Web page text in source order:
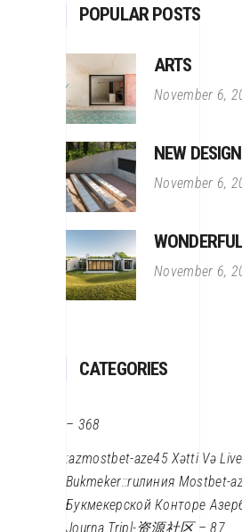
POPULAR POSTS
ARTS
November 6,
NEW DESIGN
November 6,
November 6,
CATEGORIES
– 368
:azmostbet-aze45 Xətti Və
Bukmeker::ruлиния Mostbet-
Букмекерской Конторе
Journa Tripl-资源社区 – 87